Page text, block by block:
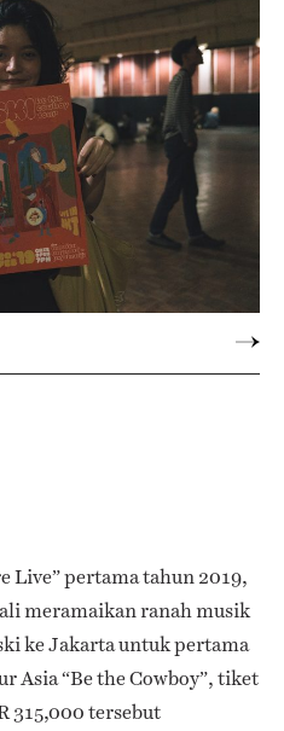
Live” pertama tahun 2019,
meramaikan ranah musik
ke Jakarta untuk pertama
Asia “Be the Cowboy”, tiket
315,000 tersebut